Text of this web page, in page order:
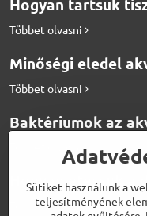
Hogyan tartsuk
Többet olvasni
Minőségi eledel
Többet olvasni
Baktériumok az
Hogyan etessük a
Többet olvasni
Sütiket használunk a
teljesítményének